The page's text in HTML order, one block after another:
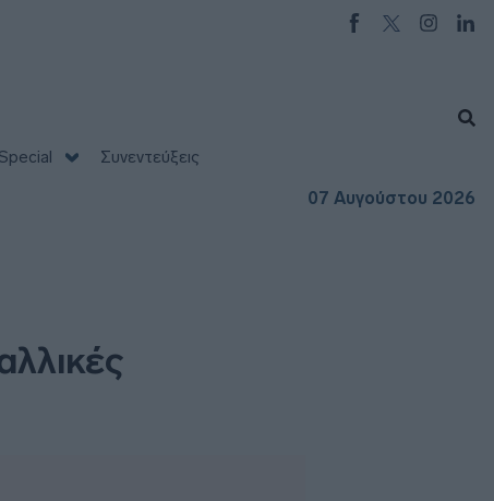
Special
Συνεντεύξεις
07 Αυγούστου 2026